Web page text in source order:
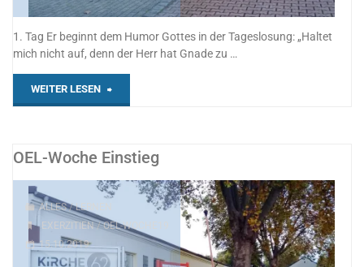
1. Tag Er beginnt dem Humor Gottes in der Tageslosung: „Haltet
mich nicht auf, denn der Herr hat Gnade zu …
WEITER LESEN "OEL-
1"
OEL-Woche Einstieg
ALLES / LERNEN
EXERZITIEN/OEL-WOCHE19
15.10.2019